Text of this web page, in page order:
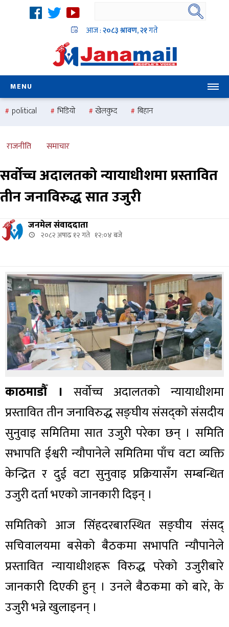
आज :२०८३ श्रावण, २१गते
MENU
political भिडियो खेलकुद
बिहान
national
health
राजनीति समाचार
सर्वोच्च अदालतको न्यायाधीशमा प्रस्तावित
तीन जनाविरुद्ध सात उजुरी
जनमेल संवाददाता
२०८२ अषाढ १२ गते १२:०४ बजे
काठमाडौँ । सर्वोच्च अदालतको न्यायाधीशमा
प्रस्तावित तीन जनाविरुद्ध सङ्घीय संसद्को संसदीय
सुनुवाइ समितिमा सात उजुरी परेका छन् । समिति
सभापति ईश्वरी न्यौपानेले समितिमा पाँच वटा व्यक्ति
केन्द्रित र दुई वटा सुनुवाइ प्रक्रियासँग सम्बन्धित
उजुरी दर्ता भएको जानकारी दिइन् ।
समितिको आज सिंहदरबारस्थित सङ्घीय संसद्
सचिवालयमा बसेको बैठकमा सभापति न्यौपानेले
प्रस्तावित न्यायाधीशहरू विरुद्ध परेको उजुरीबारे
जानकारी दिएकी हुन् । उनले बैठकमा को बारे, के
उजुरी भन्ने खुलाइनन् ।